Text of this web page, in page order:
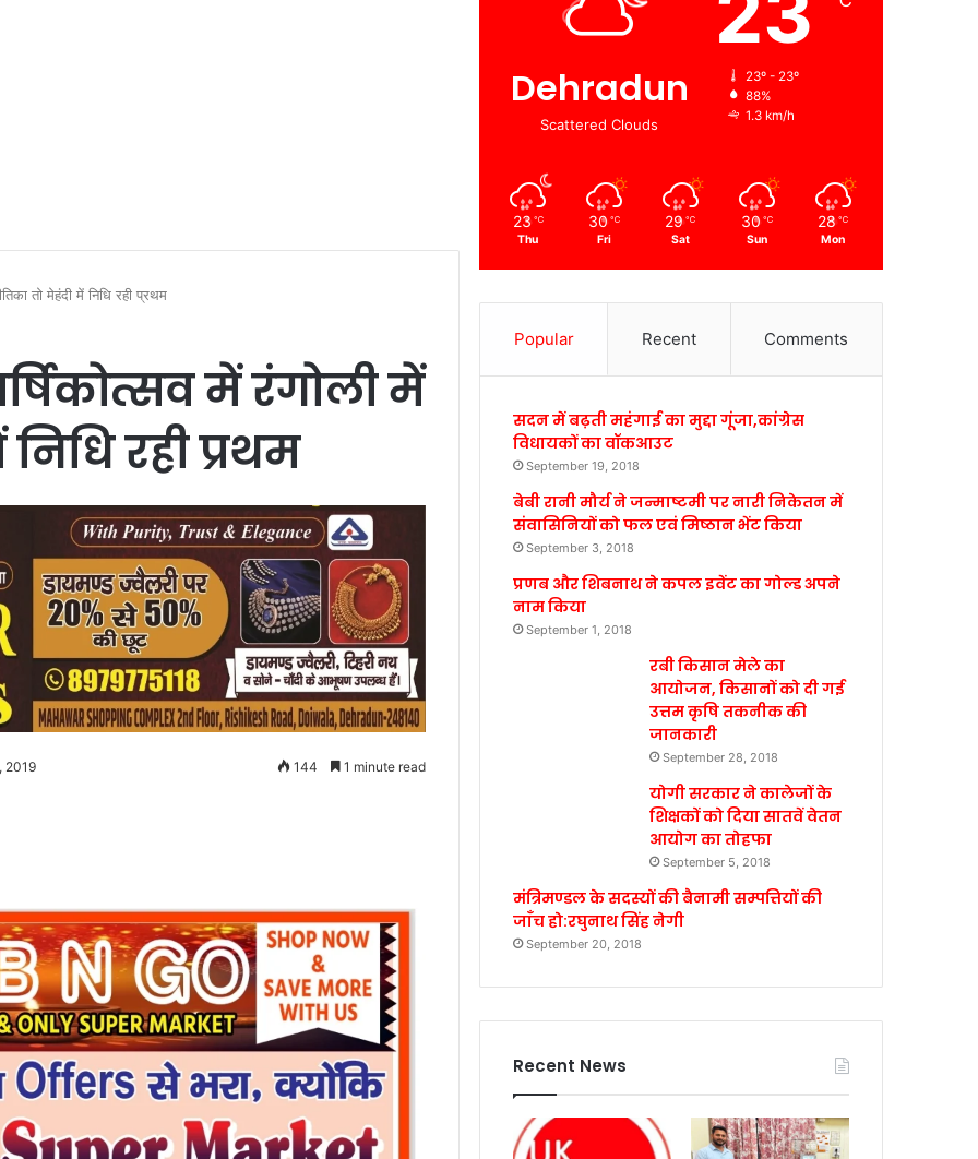
तो मेहंदी में निधि रही प्रथम
में रंगोली में
रही प्रथम
2019 144 1 minute read
Dehradun
Scattered Clouds
23º - 23º
88%
1.3 km/h
23 ℃
Thu
30 ℃
Fri
29 ℃
Sat
30 ℃
Sun
28 ℃
Mon
Popular Recent Comments
सदन में बढ़ती महंगाई का मुद्दा गूंजा,कांग्रेस
विधायकों का वॉकआउट
September 19, 2018
बेबी रानी मौर्य ने जन्माष्टमी पर नारी निकेतन में
संवासिनियों को फल एवं मिष्ठान भेंट किया
September 3, 2018
प्रणब और शिबनाथ ने कपल इवेंट का गोल्ड अपने
नाम किया
September 1, 2018
रबी किसान मेले का
आयोजन, किसानों को दी गई
उत्तम कृषि तकनीक की
जानकारी
September 28, 2018
योगी सरकार ने कालेजों के
शिक्षकों को दिया सातवें वेतन
आयोग का तोहफा
September 5, 2018
मंत्रिमण्डल के सदस्यों की बैनामी सम्पत्तियों की
जाँच हो:रघुनाथ सिंह नेगी
September 20, 2018
Recent News